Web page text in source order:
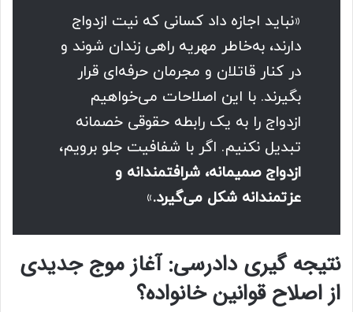
«نباید اجازه داد کسانی که نیت ازدواج
دارند، به‌خاطر مهریه راهی زندان شوند و
در کنار قاتلان و مجرمان حرفه‌ای قرار
بگیرند. با این اصلاحات می‌خواهیم
ازدواج را به یک رابطه‌ حقوقی خصمانه
تبدیل نکنیم. اگر با شفافیت جلو برویم،
ازدواج صمیمانه، شرافتمندانه و
عزتمندانه شکل می‌گیرد.»
نتیجه گیری دادرسی: آغاز موج جدیدی
از اصلاح قوانین خانواده؟